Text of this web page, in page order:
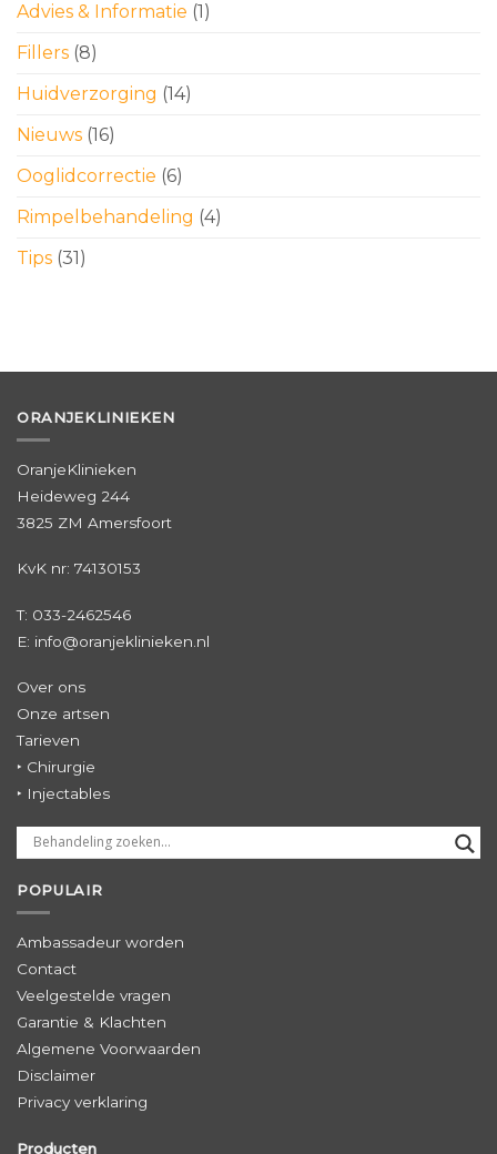
Advies & Informatie (1)
Fillers (8)
Huidverzorging (14)
Nieuws (16)
Ooglidcorrectie (6)
Rimpelbehandeling (4)
Tips (31)
ORANJEKLINIEKEN
OranjeKlinieken
Heideweg 244
3825 ZM Amersfoort
KvK nr: 74130153
T: 033-2462546
E: info@oranjeklinieken.nl
Over ons
Onze artsen
Tarieven
‣ Chirurgie
‣ Injectables
POPULAIR
Ambassadeur worden
Contact
Veelgestelde vragen
Garantie & Klachten
Algemene Voorwaarden
Disclaimer
Privacy verklaring
Producten